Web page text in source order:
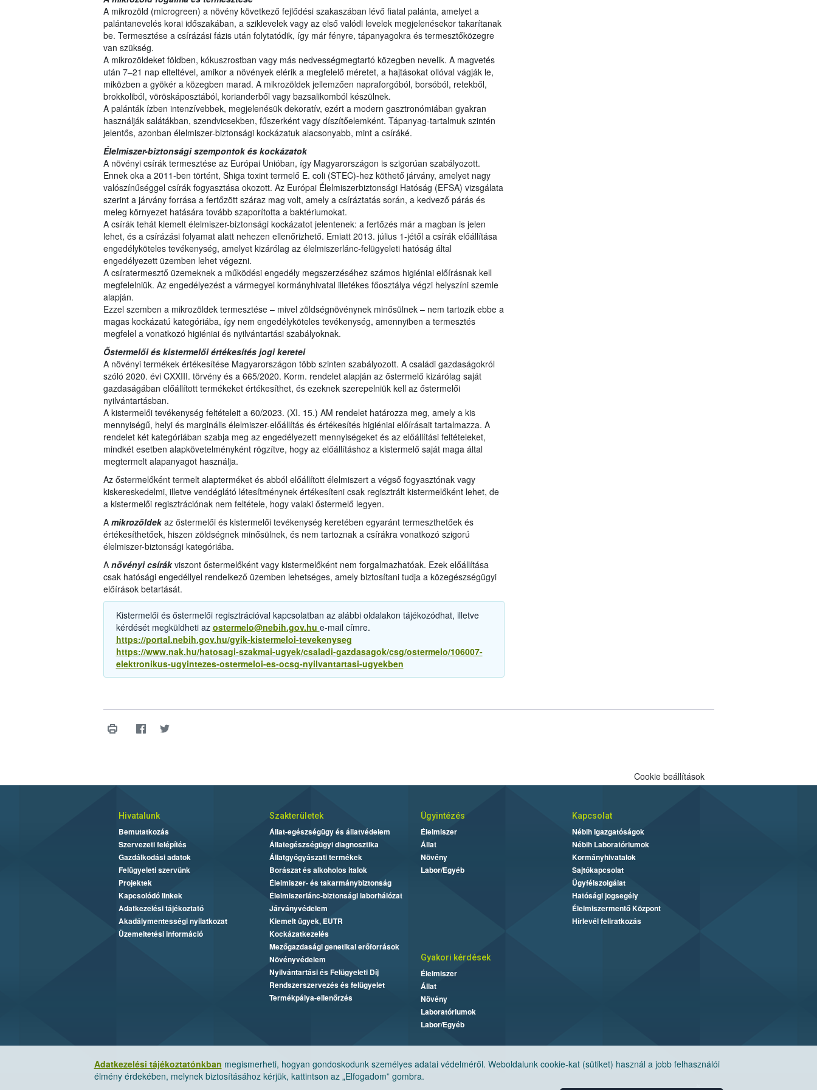
A mikrozöld (microgreen) a növény következő fejlődési szakaszában lévő fiatal palánta, amelyet a
palántanevelés korai időszakában, a sziklevelek vagy az első valódi levelek megjelenésekor takarítanak
be. Termesztése a csírázási fázis után folytatódik, így már fényre, tápanyagokra és termesztőközegre
van szükség.
A mikrozöldeket földben, kókuszrostban vagy más nedvességmegtartó közegben nevelik. A magvetés
után 7–21 nap elteltével, amikor a növények elérik a megfelelő méretet, a hajtásokat ollóval vágják le,
miközben a gyökér a közegben marad. A mikrozöldek jellemzően napraforgóból, borsóból, retekből,
brokkoliból, vöröskáposztából, korianderből vagy bazsalikomból készülnek.
A palánták ízben intenzívebbek, megjelenésük dekoratív, ezért a modern gasztronómiában gyakran
használják salátákban, szendvicsekben, fűszerként vagy díszítőelemként. Tápanyag-tartalmuk szintén
jelentős, azonban élelmiszer-biztonsági kockázatuk alacsonyabb, mint a csíráké.
Élelmiszer-biztonsági szempontok és kockázatok
A növényi csírák termesztése az Európai Unióban, így Magyarországon is szigorúan szabályozott.
Ennek oka a 2011-ben történt, Shiga toxint termelő E. coli (STEC)-hez köthető járvány, amelyet nagy
valószínűséggel csírák fogyasztása okozott. Az Európai Élelmiszerbiztonsági Hatóság (EFSA) vizsgálata
szerint a járvány forrása a fertőzött száraz mag volt, amely a csíráztatás során, a kedvező párás és
meleg környezet hatására tovább szaporította a baktériumokat.
A csírák tehát kiemelt élelmiszer-biztonsági kockázatot jelentenek: a fertőzés már a magban is jelen
lehet, és a csírázási folyamat alatt nehezen ellenőrizhető. Emiatt 2013. július 1-jétől a csírák előállítása
engedélyköteles tevékenység, amelyet kizárólag az élelmiszerlánc-felügyeleti hatóság által
engedélyezett üzemben lehet végezni.
A csíratermesztő üzemeknek a működési engedély megszerzéséhez számos higiéniai előírásnak kell
megfelelniük. Az engedélyezést a vármegyei kormányhivatal illetékes főosztálya végzi helyszíni szemle
alapján.
Ezzel szemben a mikrozöldek termesztése – mivel zöldségnövénynek minősülnek – nem tartozik ebbe a
magas kockázatú kategóriába, így nem engedélyköteles tevékenység, amennyiben a termesztés
megfelel a vonatkozó higiéniai és nyilvántartási szabályoknak.
Őstermelői és kistermelői értékesítés jogi keretei
A növényi termékek értékesítése Magyarországon több szinten szabályozott. A családi gazdaságokról
szóló 2020. évi CXXIII. törvény és a 665/2020. Korm. rendelet alapján az őstermelő kizárólag saját
gazdaságában előállított termékeket értékesíthet, és ezeknek szerepelniük kell az őstermelői
nyilvántartásban.
A kistermelői tevékenység feltételeit a 60/2023. (XI. 15.) AM rendelet határozza meg, amely a kis
mennyiségű, helyi és marginális élelmiszer-előállítás és értékesítés higiéniai előírásait tartalmazza. A
rendelet két kategóriában szabja meg az engedélyezett mennyiségeket és az előállítási feltételeket,
mindkét esetben alapkövetelményként rögzítve, hogy az előállításhoz a kistermelő saját maga által
megtermelt alapanyagot használja.
Az őstermelőként termelt alapterméket és abból előállított élelmiszert a végső fogyasztónak vagy
kiskereskedelmi, illetve vendéglátó létesítménynek értékesíteni csak regisztrált kistermelőként lehet, de
a kistermelői regisztrációnak nem feltétele, hogy valaki őstermelő legyen.
A mikrozöldekaz őstermelői és kistermelői tevékenység keretében egyaránt termeszthetőek és
értékesíthetőek, hiszen zöldségnek minősülnek, és nem tartoznak a csírákra vonatkozó szigorú
élelmiszer-biztonsági kategóriába.
A növényi csírákviszont őstermelőként vagy kistermelőként nem forgalmazhatóak. Ezek előállítása
csak hatósági engedéllyel rendelkező üzemben lehetséges, amely biztosítani tudja a közegészségügyi
előírások betartását.
Kistermelői és őstermelői regisztrációval kapcsolatban az alábbi oldalakon tájékozódhat, illetve
kérdését megküldheti az ostermelo@nebih.gov.hu e-mail címre.
https://portal.nebih.gov.hu/gyik-kistermeloi-tevekenyseg
https://www.nak.hu/hatosagi-szakmai-ugyek/csaladi-gazdasagok/csg/ostermelo/106007-
elektronikus-ugyintezes-ostermeloi-es-ocsg-nyilvantartasi-ugyekben
Adatkezelési tájékoztatónkban megismerheti, hogyan gondoskodunk személyes adatai védelméről. Weboldalunk cookie-kat (sütiket) használ a jobb felhasználói
élmény érdekében, melynek biztosításához kérjük, kattintson az „Elfogadom” gombra.
Cookie beállítások
Hivatalunk
Bemutatkozás
Szervezeti felépítés
Gazdálkodási adatok
Felügyeleti szervünk
Projektek
Kapcsolódó linkek
Adatkezelési tájékoztató
Akadálymentességi nyilatkozat
Üzemeltetési információ
Szakterületek
Állat-egészségügy és állatvédelem
Állategészségügyi diagnosztika
Állatgyógyászati termékek
Borászat és alkoholos italok
Élelmiszer- és takarmánybiztonság
Élelmiszerlánc-biztonsági laborhálózat
Járványvédelem
Kiemelt ügyek, EUTR
Kockázatkezelés
Mezőgazdasági genetikai erőforrások
Növényvédelem
Nyilvántartási és Felügyeleti Díj
Rendszerszervezés és felügyelet
Termékpálya-ellenőrzés
Ügyintézés
Élelmiszer
Állat
Növény
Labor/Egyéb
Kapcsolat
Nébih Igazgatóságok
Nébih Laboratóriumok
Kormányhivatalok
Sajtókapcsolat
Ügyfélszolgálat
Hatósági jogsegély
Élelmiszermentő Központ
Hírlevél feliratkozás
Gyakori kérdések
Élelmiszer
Állat
Növény
Laboratóriumok
Labor/Egyéb